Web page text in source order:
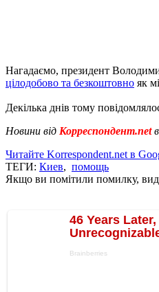
Нагадаємо, президент
цілодобово та безкоштовно як
Декілька днів тому
Новини від Корреспондент.net
Читайте Korrespondent.net в
ТЕГИ: Киев, помощь
Якщо ви помітили помилку,